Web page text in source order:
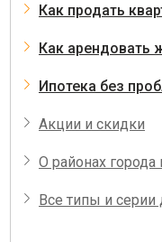
Как продать
Как арендовать
Ипотека без
Акции и скидки
О районах города
Все типы и